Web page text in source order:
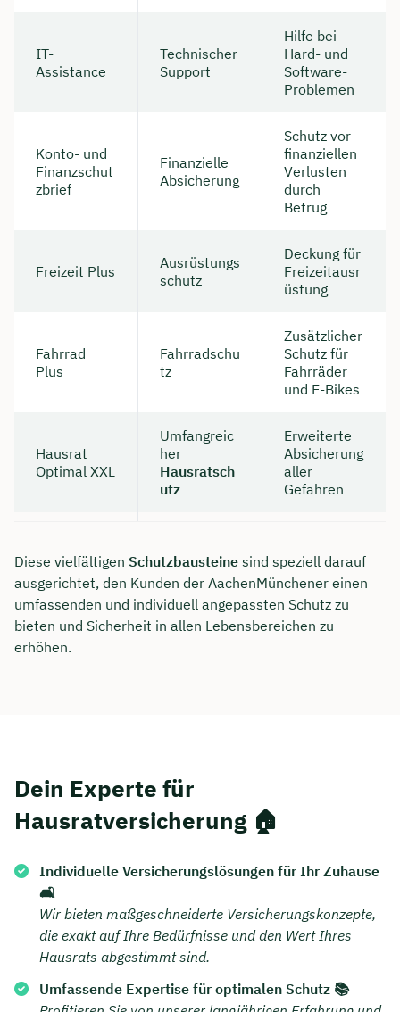
IT-
Assistance
Technischer
Support
Hilfe bei
Hard- und
Software-
Problemen
Konto- und
Finanzschut
zbrief
Finanzielle
Absicherung
Schutz vor
finanziellen
Verlusten
durch
Betrug
Freizeit Plus
Ausrüstungs
schutz
Deckung für
Freizeitausr
üstung
Fahrrad
Plus
Fahrradschu
tz
Zusätzlicher
Schutz für
Fahrräder
und E-Bikes
Hausrat
Optimal XXL
Umfangreic
her
Hausratsch
utz
Erweiterte
Absicherung
aller
Gefahren
Diese vielfältigen Schutzbausteine sind speziell darauf
ausgerichtet, den Kunden der AachenMünchener einen
umfassenden und individuell angepassten Schutz zu
bieten und Sicherheit in allen Lebensbereichen zu
erhöhen.
Dein Experte für
Hausratversicherung 🏠
Individuelle Versicherungslösungen für Ihr Zuhause
🛋️
Wir bieten maßgeschneiderte Versicherungskonzepte,
die exakt auf Ihre Bedürfnisse und den Wert Ihres
Hausrats abgestimmt sind.
Umfassende Expertise für optimalen Schutz 📚
Kostenfrei & unverbindlich
🗓️ Wählen Sie jetzt Ihren Wunschtermin:
Meeting buchen